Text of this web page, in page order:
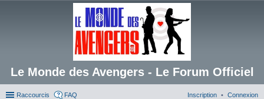
Le Monde des Avengers - Le Forum Officiel
Raccourcis FAQ Connexion
Inscription